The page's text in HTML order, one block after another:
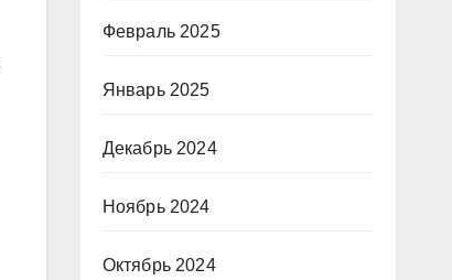
Февраль 2025
Январь 2025
Декабрь 2024
Ноябрь 2024
Октябрь 2024